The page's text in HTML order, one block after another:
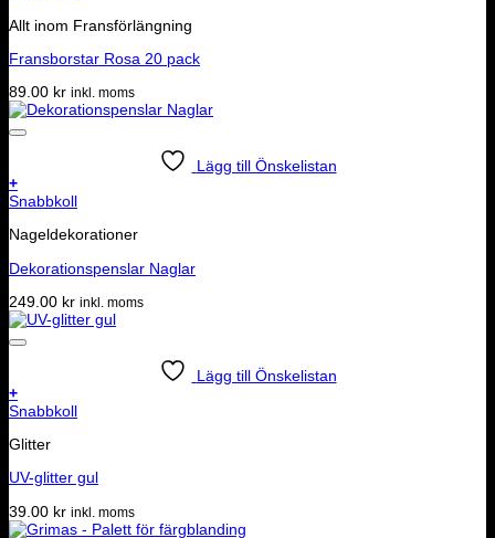
Allt inom Fransförlängning
Fransborstar Rosa 20 pack
89.00 kr inkl. moms
Lägg till Önskelistan
+
Snabbkoll
Nageldekorationer
Dekorationspenslar Naglar
249.00 kr inkl. moms
Lägg till Önskelistan
+
Snabbkoll
Glitter
UV-glitter gul
39.00 kr inkl. moms